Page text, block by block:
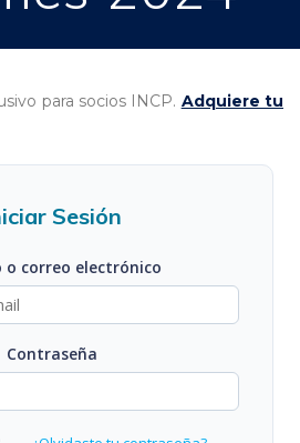
para socios INCP. Adquiere tu
Sesión
o correo electrónico
Contraseña